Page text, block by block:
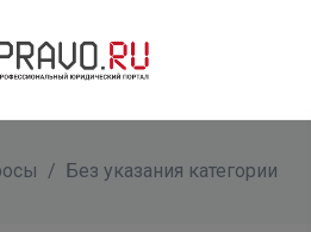
/ Без указания категории